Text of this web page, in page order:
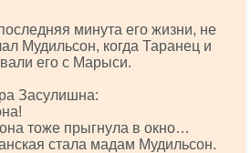
минута его жизни, не
Мудильсон, когда Таранец и
его с Марыси.
Засулишна:
тоже прыгнула в окно…
стала мадам Мудильсон.